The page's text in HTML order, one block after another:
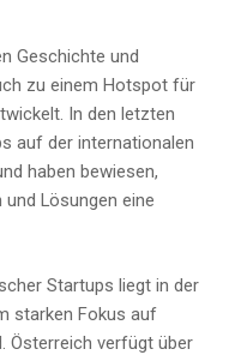
Geschichte und
zu einem Hotspot für
In den letzten
auf der internationalen
haben bewiesen,
Lösungen eine
Startups liegt in der
starken Fokus auf
Österreich verfügt über